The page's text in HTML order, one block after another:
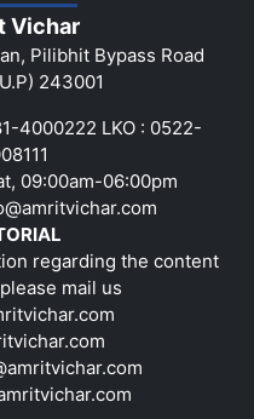
Vichar
Pilibhit Bypass Road
243001
4000222 LKO : 0522-
09:00am-06:00pm
regarding the content
mail us